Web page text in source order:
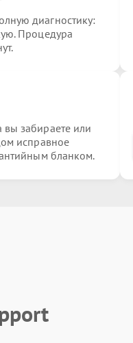
диагностику:
Процедура
забираете или
исправное
бланком.